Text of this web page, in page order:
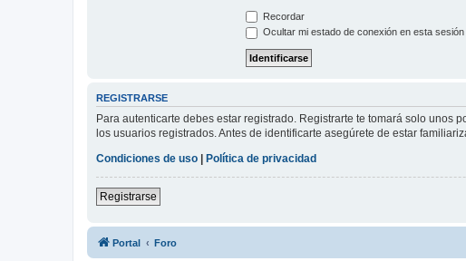
Recordar
Ocultar mi estado de conexión en esta sesión
REGISTRARSE
Para autenticarte debes estar registrado. Registrarte te tomará solo
los usuarios registrados. Antes de identificarte asegúrete de estar
Condiciones de uso
Política de privacidad
Registrarse
Portal Foro